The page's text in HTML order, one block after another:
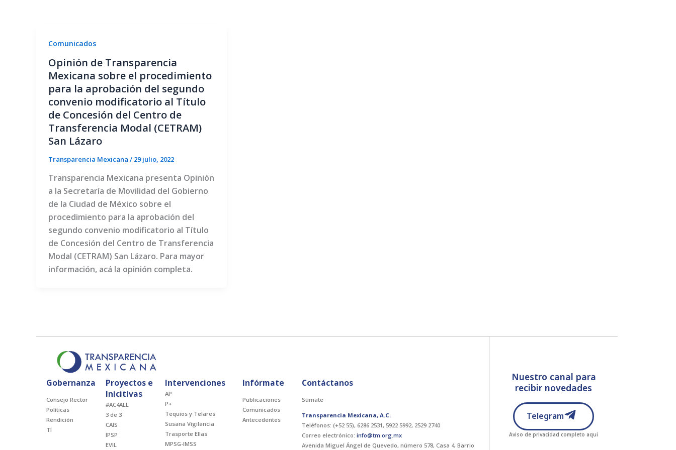
Comunicados
Opinión de Transparencia
Mexicana sobre el procedimiento
para la aprobación del segundo
convenio modificatorio al Título
de Concesión del Centro de
Transferencia Modal (CETRAM)
San Lázaro
Transparencia Mexicana / 29 julio, 2022
Transparencia Mexicana presenta Opinión
a la Secretaría de Movilidad del Gobierno
de la Ciudad de México sobre el
procedimiento para la aprobación del
segundo convenio modificatorio al Título
de Concesión del Centro de Transferencia
Modal (CETRAM) San Lázaro. Para mayor
información, acá la opinión completa.
Gobernanza
Consejo Rector
Políticas
Rendición
TI
Proyectos e
Inicitivas
#AC4ALL
3 de 3
CAIS
IPSP
EVIL
Intervenciones
AP
P+
Tequios y Telares
Susana Vigilancia
Trasporte Ellas
MPSG-IMSS
Infórmate
Publicaciones
Comunicados
Antecedentes
Contáctanos
Súmate
Transparencia Mexicana, A.C.
Teléfonos: (+52 55), 6286 2531, 5922 5992, 2529 2740
Correo electrónico: info@tm.org.mx
Avenida Miguel Ángel de Quevedo, número 578, Casa 4, Barrio
Nuestro canal para
recibir novedades
Telegram
Aviso de privacidad completo aqui